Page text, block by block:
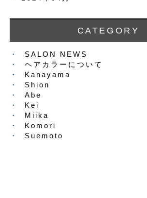
CATEGORY
SALON NEWS
ヘアカラーについて
Kanayama
Shion
Abe
Kei
Miika
Komori
Suemoto